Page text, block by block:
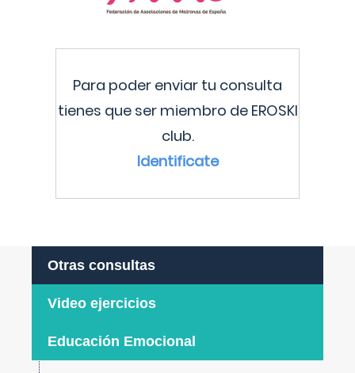
Para poder enviar tu consulta
tienes que ser miembro de EROSKI
club.
Identificate
Otras consultas
Video ejercicios
Educación Emocional